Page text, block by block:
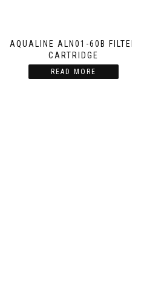
AQUALINE ALN01-60B FILTER
CARTRIDGE
READ MORE